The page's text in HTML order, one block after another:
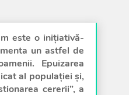
este o inițiativă-
un astfel de
Epuizarea
al populației și,
cererii”, a